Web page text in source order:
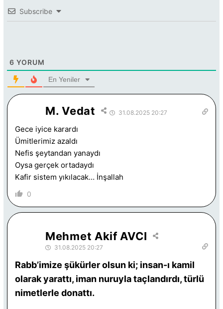
Subscribe
6 YORUM
En Yeniler
M. Vedat 31.08.2025 20:27
Gece iyice karardı
Ümitlerimiz azaldı
Nefis şeytandan yanaydı
Oysa gerçek ortadaydı
Kafir sistem yıkılacak… İnşallah
0
Mehmet Akif AVCI
31.08.2025 20:27
Rabb’imize şükürler olsun ki; insan-ı kamil
olarak yarattı, iman nuruyla taçlandırdı, türlü
nimetlerle donattı.